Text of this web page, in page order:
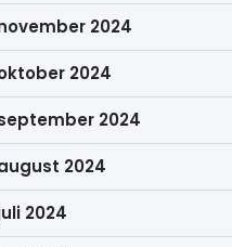
2024
2024
2024
2024
2024